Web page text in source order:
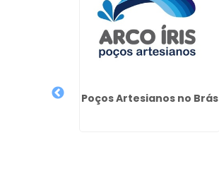
Metro de
Poços Artesianos no Brás